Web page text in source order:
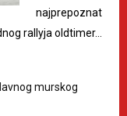
najprepoznat
rallyja oldtimer…
murskog